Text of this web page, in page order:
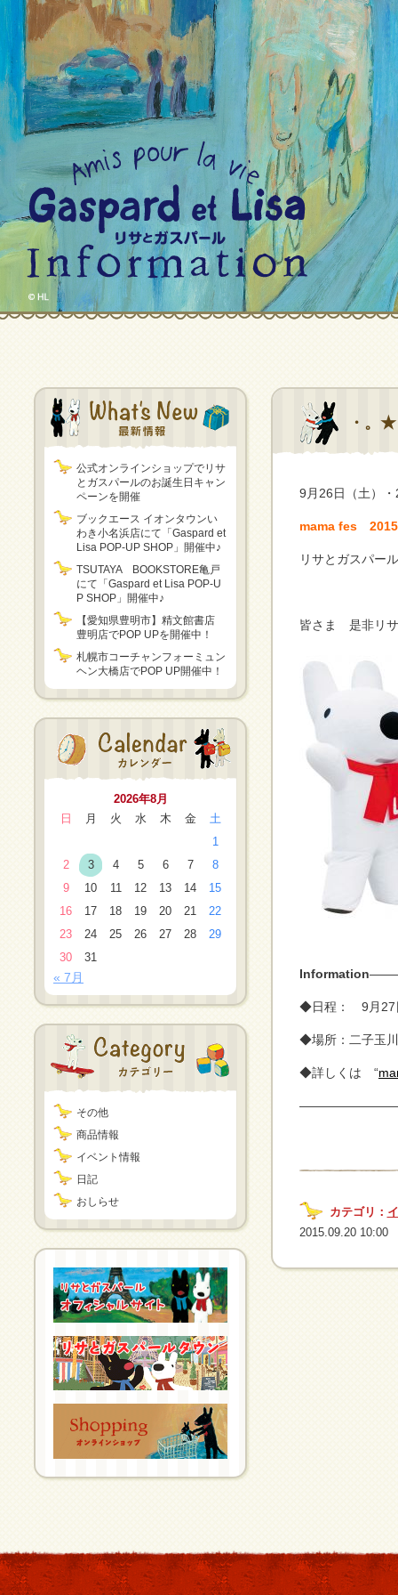
公式オンラインショップでリサ
とガスパールのお誕生日キャン
ペーンを開催
ブックエース イオンタウンい
わき小名浜店にて「Gaspard et
Lisa POP-UP SHOP」開催中♪
TSUTAYA BOOKSTORE亀戸
にて「Gaspard et Lisa POP-U
P SHOP」開催中♪
【愛知県豊明市】精文館書店
豊明店でPOP UPを開催中！
札幌市コーチャンフォーミュン
ヘン大橋店でPOP UP開催中！
2026年8月
日
月 火 水 木 金
土
1
2
3 4 5 6 7
8
9
10 11 12 13 14
15
16
17 18 19 20 21
22
23
24 25 26 27 28
29
30
31
« 7月
その他
商品情報
イベント情報
日記
おしらせ
・。
9月26日（土）
mama fes
リサとガスパー
皆さま 是非リサ
Information
◆日程： 9月27
◆場所：二子玉
◆詳しくは “
カテゴリ：
2015.09.20 10:00